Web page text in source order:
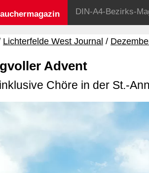
DIN-A4-Bezirks-
Lichterfelde West Journal
Advent
Chöre in der St.-